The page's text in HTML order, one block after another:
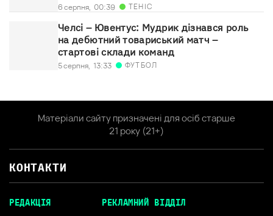
6 серпня, 00:39 ТЕНІС
Челсі – Ювентус: Мудрик дізнався роль
на дебютний товариський матч –
стартові склади команд
5 серпня, 13:33 ФУТБОЛ
Матеріали сайту призначені для осіб старше
21 року (21+)
КОНТАКТИ
РЕДАКЦІЯ РЕКЛАМНИЙ ВІДДІЛ